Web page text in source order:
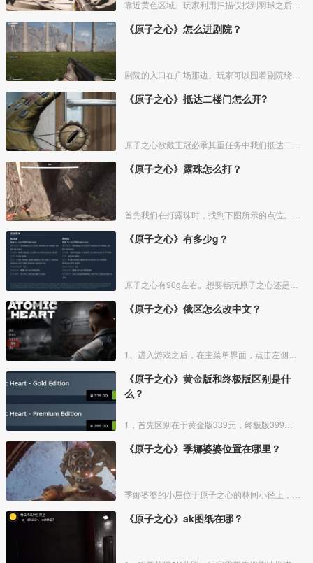
《原子之心》怎么进剧院？
《原子之心》抵达二楼门怎么开?
《原子之心》露珠怎么打？
《原子之心》有多少g？
《原子之心》俄区怎么改中文？
《原子之心》黄金版和终极版区别是什
么？
《原子之心》季娜婆婆位置在哪里？
《原子之心》ak图纸在哪？